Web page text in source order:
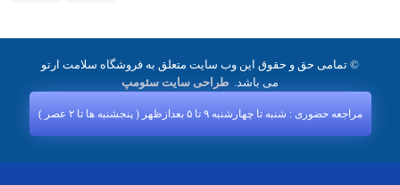
© تمامی حق و حقوق این وب سایت متعلق به فروشگاه سلامت ارتو
می باشد. طراحی سایت سئومپ
مراجعه حضوری : شنبه تا چهارشنبه ۹ تا ۵ بعدازظهر ( پنجشنبه‌ ها تا ۲ عصر )